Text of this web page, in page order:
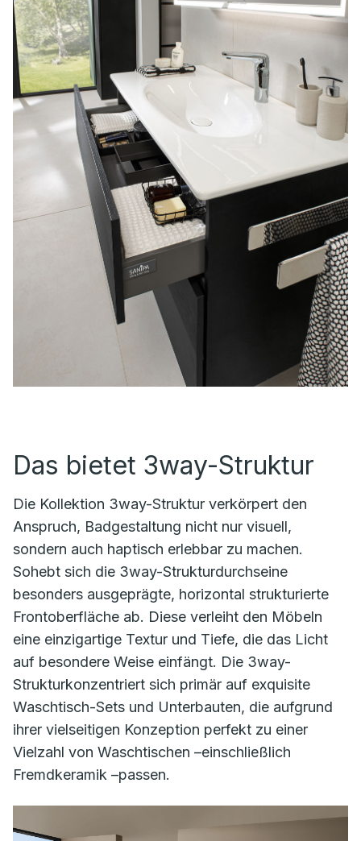
Das bietet 3way-Struktur
Die Kollektion 3way-Struktur verkörpert den
Anspruch, Badgestaltung nicht nur visuell,
sondern auch haptisch erlebbar zu machen.
Sohebt sich die 3way-Strukturdurchseine
besonders ausgeprägte, horizontal strukturierte
Frontoberfläche ab. Diese verleiht den Möbeln
eine einzigartige Textur und Tiefe, die das Licht
auf besondere Weise einfängt. Die 3way-
Strukturkonzentriert sich primär auf exquisite
Waschtisch-Sets und Unterbauten, die aufgrund
ihrer vielseitigen Konzeption perfekt zu einer
Vielzahl von Waschtischen –einschließlich
Fremdkeramik –passen.